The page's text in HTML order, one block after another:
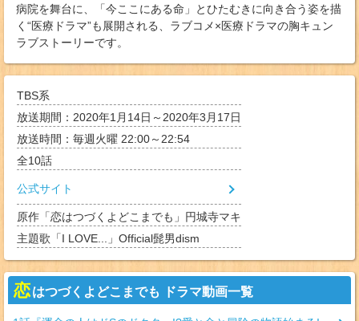
病院を舞台に、「今ここにある命」とひたむきに向き合う姿を描
く“医療ドラマ”も展開される、ラブコメ×医療ドラマの胸キュン
ラブストーリーです。
TBS系
放送期間：2020年1月14日～2020年3月17日
放送時間：毎週火曜 22:00～22:54
全10話
公式サイト
原作「恋はつづくよどこまでも」円城寺マキ
主題歌「I LOVE...」Official髭男dism
恋はつづくよどこまでも ドラマ動画一覧